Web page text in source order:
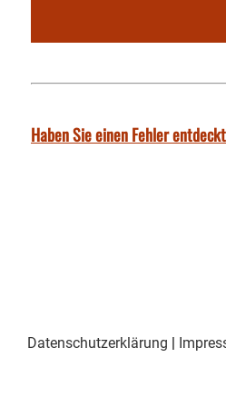
Haben Sie einen Fehler
Datenschutzerklärung |